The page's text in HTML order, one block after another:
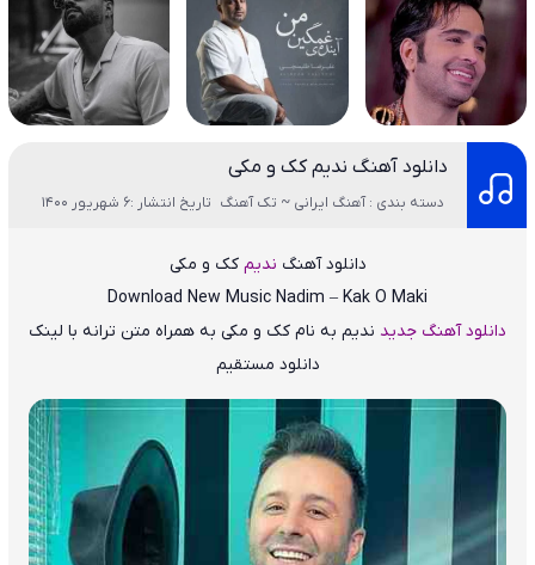
دانلود آهنگ ندیم کک و مکی
دسته بندی : آهنگ ایرانی ~ تک آهنگ تاریخ انتشار :6 شهریور 1400
دانلود آهنگ ندیم کک و مکی
Download New Music Nadim – Kak O Maki
دانلود آهنگ جدید ندیم به نام کک و مکی به همراه متن ترانه با لینک
دانلود مستقیم